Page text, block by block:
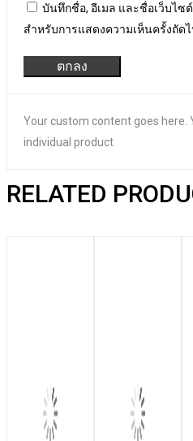
บันทึกชื่อ, อีเมล และชื่อเว็บไซ
สำหรับการแสดงความเห็นครั้งถัด
Your custom content goes here.
individual product
RELATED